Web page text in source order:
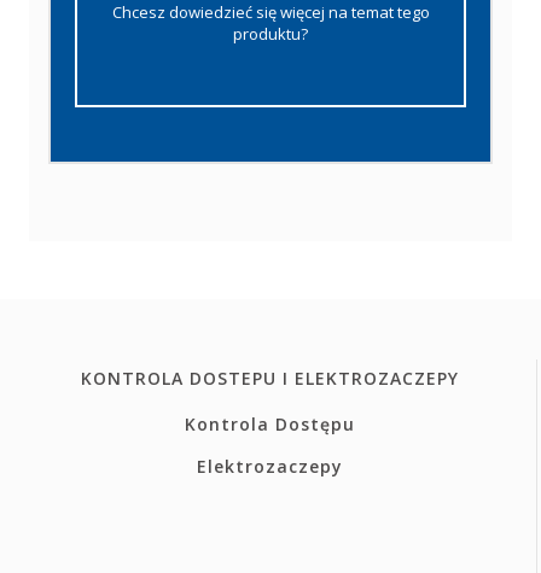
Chcesz dowiedzieć się więcej na temat tego
produktu?
KONTROLA DOSTEPU I ELEKTROZACZEPY
Kontrola Dostępu
Elektrozaczepy